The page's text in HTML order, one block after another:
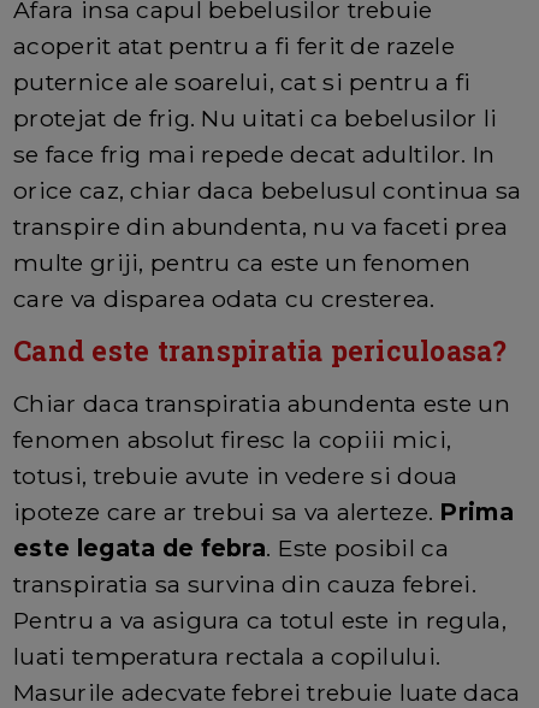
Afara insa capul bebelusilor trebuie
acoperit atat pentru a fi ferit de razele
puternice ale soarelui, cat si pentru a fi
protejat de frig. Nu uitati ca bebelusilor li
se face frig mai repede decat adultilor. In
orice caz, chiar daca bebelusul continua sa
transpire din abundenta, nu va faceti prea
multe griji, pentru ca este un fenomen
care va disparea odata cu cresterea.
Cand este transpiratia periculoasa?
Chiar daca transpiratia abundenta este un
fenomen absolut firesc la copiii mici,
totusi, trebuie avute in vedere si doua
ipoteze care ar trebui sa va alerteze. Prima
este legata de febra. Este posibil ca
transpiratia sa survina din cauza febrei.
Pentru a va asigura ca totul este in regula,
luati temperatura rectala a copilului.
Masurile adecvate febrei trebuie luate daca